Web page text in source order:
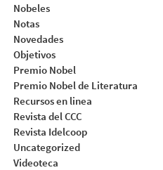
Nobeles
Notas
Novedades
Objetivos
Premio Nobel
Premio Nobel de Literatura
Recursos en linea
Revista del CCC
Revista Idelcoop
Uncategorized
Videoteca